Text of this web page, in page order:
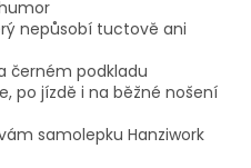
nepůsobí tuctově ani
černém podkladu
po jízdě i na běžné nošení
samolepku Hanziwork